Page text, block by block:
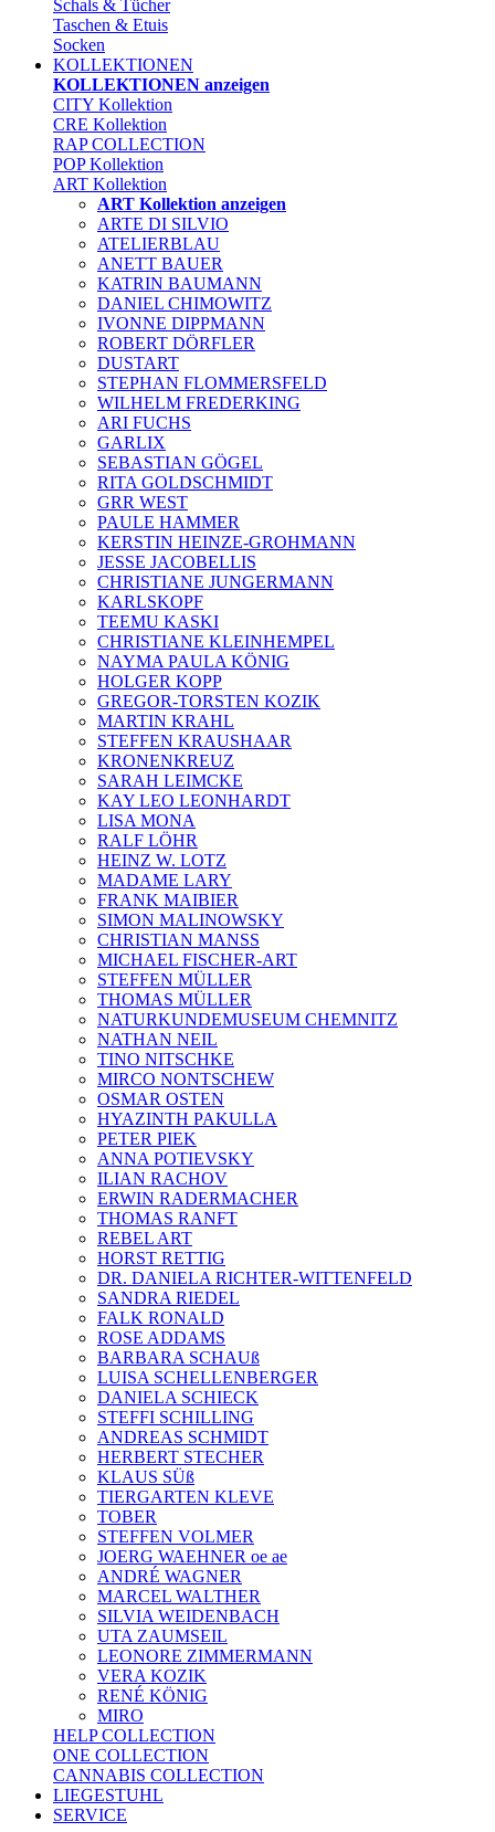
Schals & Tücher
Taschen & Etuis
Socken
KOLLEKTIONEN
KOLLEKTIONEN anzeigen
CITY Kollektion
CRE Kollektion
RAP COLLECTION
POP Kollektion
ART Kollektion
ART Kollektion anzeigen
ARTE DI SILVIO
ATELIERBLAU
ANETT BAUER
KATRIN BAUMANN
DANIEL CHIMOWITZ
IVONNE DIPPMANN
ROBERT DÖRFLER
DUSTART
STEPHAN FLOMMERSFELD
WILHELM FREDERKING
ARI FUCHS
GARLIX
SEBASTIAN GÖGEL
RITA GOLDSCHMIDT
GRR WEST
PAULE HAMMER
KERSTIN HEINZE-GROHMANN
JESSE JACOBELLIS
CHRISTIANE JUNGERMANN
KARLSKOPF
TEEMU KASKI
CHRISTIANE KLEINHEMPEL
NAYMA PAULA KÖNIG
HOLGER KOPP
GREGOR-TORSTEN KOZIK
MARTIN KRAHL
STEFFEN KRAUSHAAR
KRONENKREUZ
SARAH LEIMCKE
KAY LEO LEONHARDT
LISA MONA
RALF LÖHR
HEINZ W. LOTZ
MADAME LARY
FRANK MAIBIER
SIMON MALINOWSKY
CHRISTIAN MANSS
MICHAEL FISCHER-ART
STEFFEN MÜLLER
THOMAS MÜLLER
NATURKUNDEMUSEUM CHEMNITZ
NATHAN NEIL
TINO NITSCHKE
MIRCO NONTSCHEW
OSMAR OSTEN
HYAZINTH PAKULLA
PETER PIEK
ANNA POTIEVSKY
ILIAN RACHOV
ERWIN RADERMACHER
THOMAS RANFT
REBEL ART
HORST RETTIG
DR. DANIELA RICHTER-WITTENFELD
SANDRA RIEDEL
FALK RONALD
ROSE ADDAMS
BARBARA SCHAUß
LUISA SCHELLENBERGER
DANIELA SCHIECK
STEFFI SCHILLING
ANDREAS SCHMIDT
HERBERT STECHER
KLAUS SÜß
TIERGARTEN KLEVE
TOBER
STEFFEN VOLMER
JOERG WAEHNER oe ae
ANDRÉ WAGNER
MARCEL WALTHER
SILVIA WEIDENBACH
UTA ZAUMSEIL
LEONORE ZIMMERMANN
VERA KOZIK
RENÉ KÖNIG
MIRO
HELP COLLECTION
ONE COLLECTION
CANNABIS COLLECTION
LIEGESTUHL
SERVICE